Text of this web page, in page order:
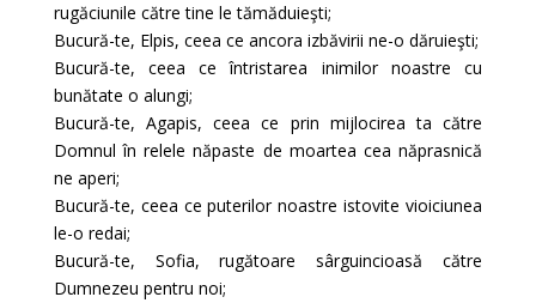
rugăciunile către tine le tămăduieşti;
Bucură-te, Elpis, ceea ce ancora izbăvirii ne-o dăruieşti;
Bucură-te, ceea ce întristarea inimilor noastre cu
bunătate o alungi;
Bucură-te, Agapis, ceea ce prin mijlocirea ta către
Domnul în relele năpaste de moartea cea năprasnică
ne aperi;
Bucură-te, ceea ce puterilor noastre istovite vioiciunea
le-o redai;
Bucură-te, Sofia, rugătoare sârguincioasă către
Dumnezeu pentru noi;